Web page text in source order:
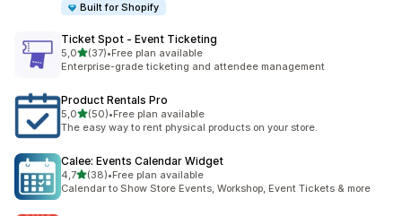
Built for Shopify
Ticket Spot ‑ Event Ticketing
5,0na 5 gwiazdek
(37)
Łączna liczba recenzji: 37
•Free plan available
Enterprise-grade ticketing and attendee management
Product Rentals Pro
5,0na 5 gwiazdek
(50)
Łączna liczba recenzji: 50
•Free plan available
The easy way to rent physical products on your store.
Calee: Events Calendar Widget
4,7na 5 gwiazdek
(38)
Łączna liczba recenzji: 38
•Free plan available
Calendar to Show Store Events, Workshop, Event Tickets & more